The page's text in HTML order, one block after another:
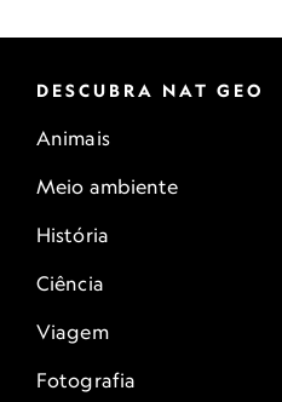
DESCUBRA NAT GEO
Animais
Meio ambiente
História
Ciência
Viagem
Fotografia